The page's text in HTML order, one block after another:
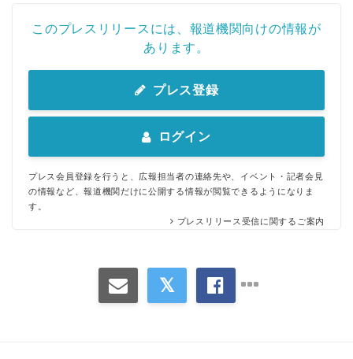
このプレスリリースには、報道機関向けの情報が
あります。
プレス登録
ログイン
プレス会員登録を行うと、広報担当者の連絡先や、イベント・記者会見
の情報など、報道機関だけに公開する情報が閲覧できるようになりま
す。
プレスリリース受信に関するご案内